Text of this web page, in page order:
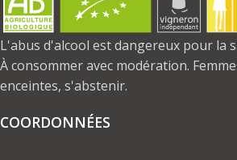
L'abus d'alcool est dangereux pour la
À consommer avec modération.
enceintes, s'abstenir.
COORDONNÉES